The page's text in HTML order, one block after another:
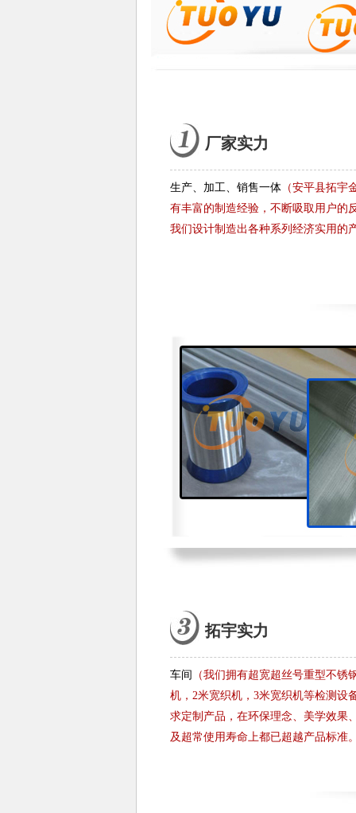
厂家实力
生产、加工、销售一体 （安平县拓宇
有丰富的制造经验，不断吸取用户的
我们设计制造出各种系列经济实用的
拓宇实力
车间
（我们拥有超宽超丝号重型不锈
机，2米宽织机，3米宽织机等检测设
求定制产品，在环保理念、美学效果
及超常使用寿命上都已超越产品标准